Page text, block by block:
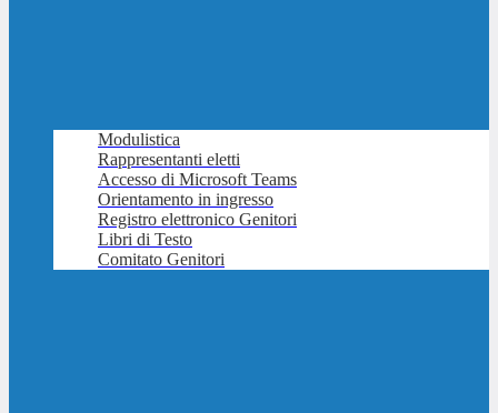
Modulistica
Rappresentanti eletti
Accesso di Microsoft Teams
Orientamento in ingresso
Registro elettronico Genitori
Libri di Testo
Comitato Genitori